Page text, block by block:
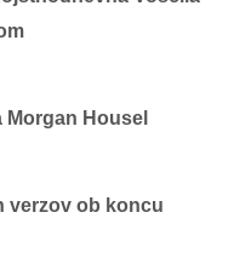
Housel
verzov ob koncu